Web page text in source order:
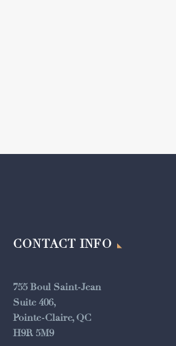
CONTACT INFO
755 Boul Saint-Jean
Suite 406,
Pointe-Claire, QC
H9R 5M9